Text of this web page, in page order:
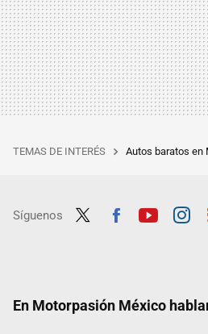
TEMAS DE INTERÉS Autos baratos en
Síguenos
En Motorpasión México